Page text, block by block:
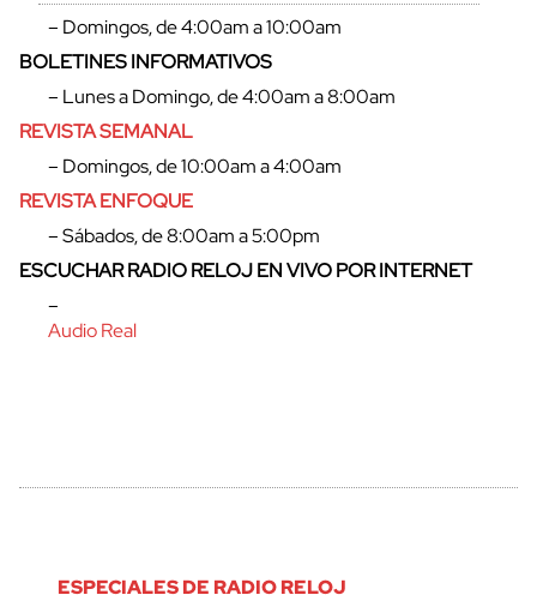
– Domingos, de 4:00am a 10:00am
BOLETINES INFORMATIVOS
– Lunes a Domingo, de 4:00am a 8:00am
REVISTA SEMANAL
– Domingos, de 10:00am a 4:00am
REVISTA ENFOQUE
– Sábados, de 8:00am a 5:00pm
ESCUCHAR RADIO RELOJ EN VIVO POR INTERNET
–
Audio Real
ESPECIALES DE RADIO RELOJ